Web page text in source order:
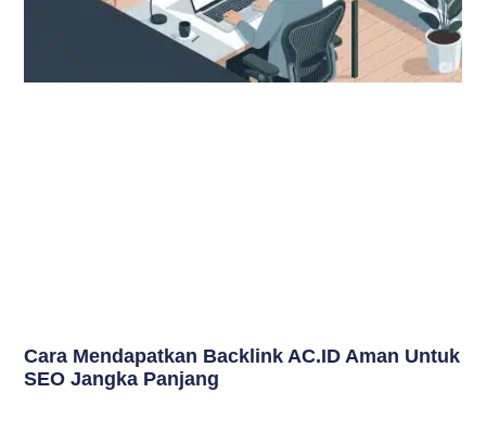
Cara Mendapatkan Backlink AC.ID Aman Untuk
SEO Jangka Panjang